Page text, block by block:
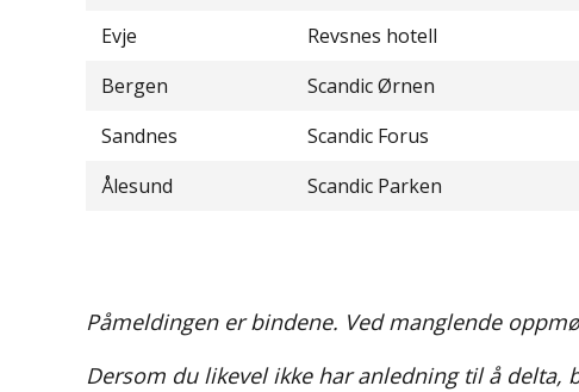
Evje
Revsnes hotell
Bergen
Scandic Ørnen
Sandnes
Scandic Forus
Ålesund
Scandic Parken
Påmeldingen er bindene. Ved manglende
Dersom du likevel ikke har anledning til å